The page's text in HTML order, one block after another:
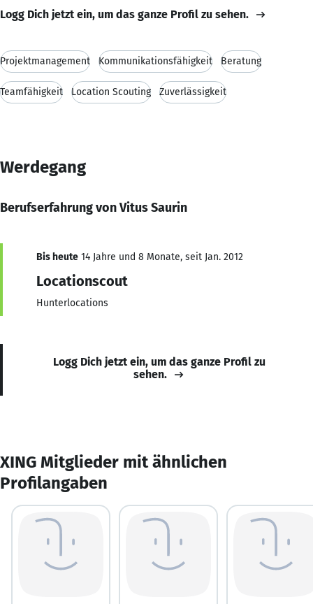
Logg Dich jetzt ein, um das ganze Profil zu sehen.
Projektmanagement Kommunikationsfähigkeit Beratung
Teamfähigkeit Location Scouting Zuverlässigkeit
Werdegang
Berufserfahrung von Vitus Saurin
Bis heute 14 Jahre und 8 Monate, seit Jan. 2012
Locationscout
Hunterlocations
Logg Dich jetzt ein, um das ganze Profil zu
sehen.
XING Mitglieder mit ähnlichen
Profilangaben